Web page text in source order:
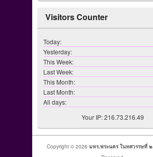
Visitors Counter
Today:
Yesterday:
This Week:
Last Week:
This Month:
Last Month:
All days:
Your IP: 216.73.216.49
Copyright © 2026 มทร.พระนคร ในทศวรรษที่ ๒